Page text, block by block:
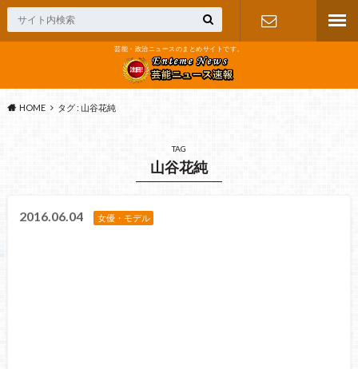
芸能・政治ニュースのまとめサイトです。
HOME タグ : 山谷花純
TAG
山谷花純
2016.06.04 女優・モデル